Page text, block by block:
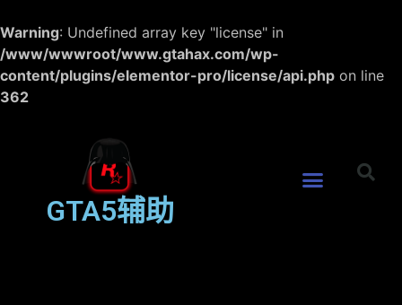
Warning: Undefined array key "license" in
/www/wwwroot/www.gtahax.com/wp-
content/plugins/elementor-pro/license/api.php on line
362
GTA5辅助